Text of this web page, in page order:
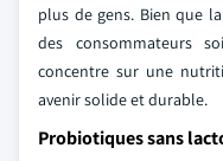
plus de gens. Bien que
des consommateurs
concentre sur une
avenir solide et durable.
Probiotiques sans